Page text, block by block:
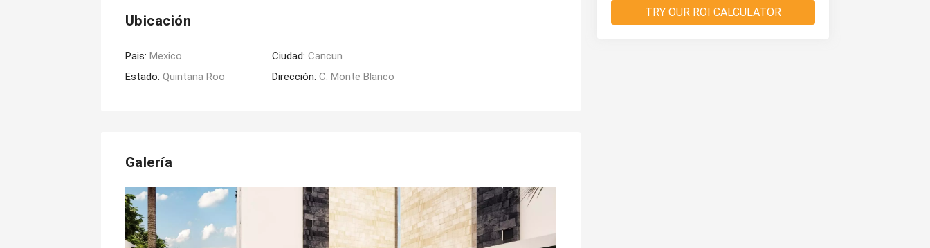
Ubicación
Pais: Mexico
Estado: Quintana Roo
Ciudad:Cancun
Dirección:C. Monte Blanco
Galería
TRY OUR ROI CALCULATOR